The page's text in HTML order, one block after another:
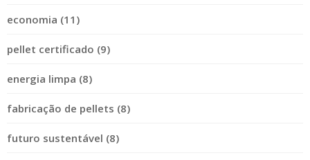
economia (11)
pellet certificado (9)
energia limpa (8)
fabricação de pellets (8)
futuro sustentável (8)